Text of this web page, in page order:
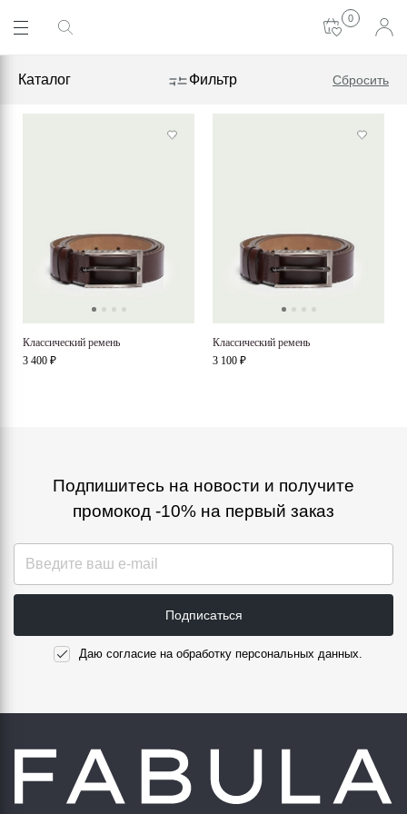
0
Каталог Фильтр Сбросить
Классический ремень
3 400 ₽
Классический ремень
3 100 ₽
Подпишитесь на новости и получите
промокод -10% на первый заказ
Подписаться
Даю согласие на обработку персональных данных.